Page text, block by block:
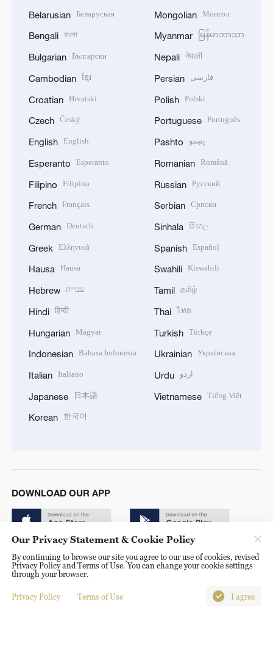
Belarusian Беларуская
Bengali বাংলা
Bulgarian Български
Cambodian ខ្មែរ
Croatian Hrvatski
Czech Český
English English
Esperanto Esperanto
Filipino Filipino
French Français
German Deutsch
Greek Ελληνικά
Hausa Hausa
Hebrew עברית
Hindi हिन्दी
Hungarian Magyar
Indonesian Bahasa Indonesia
Italian Italiano
Japanese 日本語
Korean 한국어
Mongolian Монгол
Myanmar မြန်မာဘာသာ
Nepali नेपाली
Persian فارسی
Polish Polski
Portuguese Português
Pashto پښتو
Romanian Română
Russian Русский
Serbian Српски
Sinhala සිංහල
Spanish Español
Swahili Kiswahili
Tamil தமிழ்
Thai ไทย
Turkish Türkçe
Ukrainian Українська
Urdu اردو
Vietnamese Tiếng Việt
DOWNLOAD OUR APP
京ICP备20000184号
Our Privacy Statement & Cookie Policy
By continuing to browse our site you agree to our use of cookies, revised
Privacy Policy and Terms of Use. You can change your cookie settings
through your browser.
Privacy Policy Terms of Use I agree